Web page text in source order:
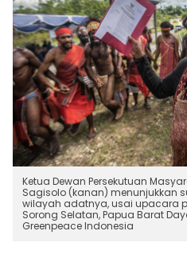
Ketua Dewan Persekutuan
Sagisolo (kanan) menunjukkan
wilayah adatnya, usai upacara
Sorong Selatan, Papua Barat
Greenpeace Indonesia